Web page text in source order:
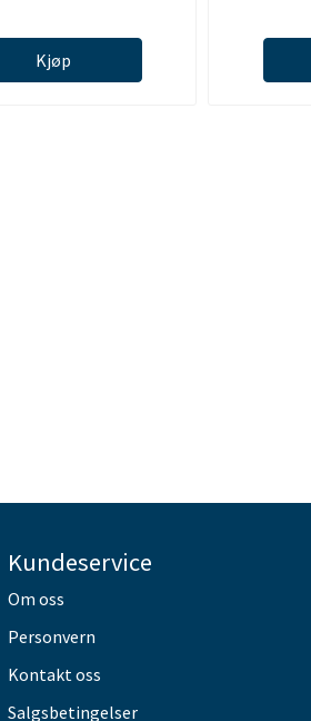
Kjøp
Kundeservice
Om oss
Personvern
Kontakt oss
Salgsbetingelser